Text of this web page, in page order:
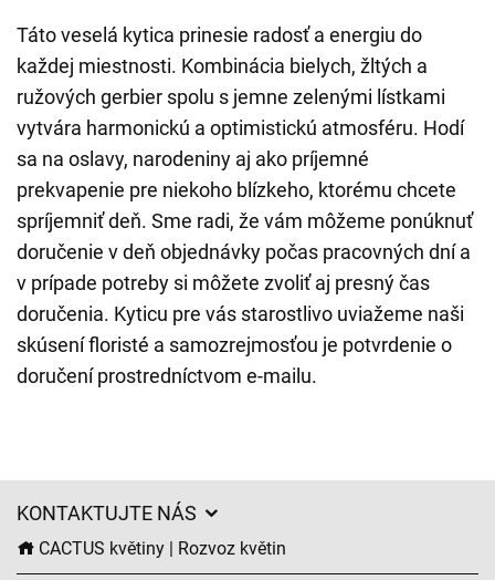
Táto veselá kytica prinesie radosť a energiu do
každej miestnosti. Kombinácia bielych, žltých a
ružových gerbier spolu s jemne zelenými lístkami
vytvára harmonickú a optimistickú atmosféru. Hodí
sa na oslavy, narodeniny aj ako príjemné
prekvapenie pre niekoho blízkeho, ktorému chcete
spríjemniť deň. Sme radi, že vám môžeme ponúknuť
doručenie v deň objednávky počas pracovných dní a
v prípade potreby si môžete zvoliť aj presný čas
doručenia. Kyticu pre vás starostlivo uviažeme naši
skúsení floristé a samozrejmosťou je potvrdenie o
doručení prostredníctvom e-mailu.
KONTAKTUJTE NÁS
CACTUS květiny | Rozvoz květin